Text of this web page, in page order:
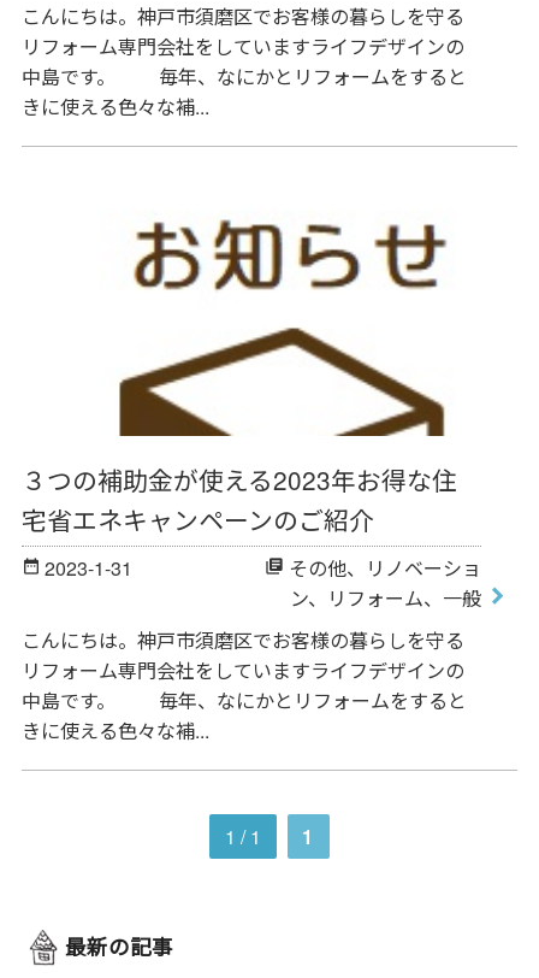
こんにちは。神戸市須磨区でお客様の暮らしを守る
リフォーム専門会社をしていますライフデザインの
中島です。 毎年、なにかとリフォームをすると
きに使える色々な補...
３つの補助金が使える2023年お得な住
宅省エネキャンペーンのご紹介
date_range 2023-1-31 library_books その他、
リノベーショ
ン、 リフォーム、 一般
こんにちは。神戸市須磨区でお客様の暮らしを守る
リフォーム専門会社をしていますライフデザインの
中島です。 毎年、なにかとリフォームをすると
きに使える色々な補...
1 / 1 1
最新の記事